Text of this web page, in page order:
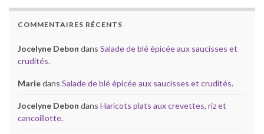
COMMENTAIRES RÉCENTS
Jocelyne Debon dans Salade de blé épicée aux saucisses et
crudités.
Mariedans Salade de blé épicée aux saucisses et crudités.
Jocelyne Debon dans Haricots plats aux crevettes, riz et
cancoillotte.